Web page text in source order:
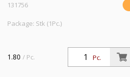
131756
Package: Stk (1Pc.)
Pc.
1.80 / Pc.